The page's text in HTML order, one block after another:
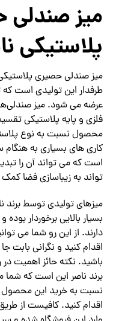
میز
پلاستیکی
میز صندلی حصیری
طرفدار این تولیدی است
عرضه می شود. میز
فلزی و پایه پلاستیکی
محصول نسبت به نوع
کاری های بسیاری به
است که می تواند آن را
تواند به زیباسازی فضا
میزهای تولیدی توسط برند
بسیار بالایی برخوردار
دارند. از این رو شما می‌
اقدام کنید و نگرانی بابت
باشید. نکته حائز اهمیت در
برند ناصر این است که شما
نسبت به خرید این محصول
اقدام کنید. کافیست از